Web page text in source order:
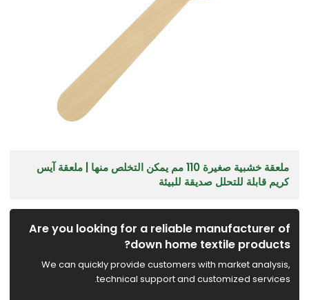
ملعقة خشبية صغيرة 110 مم يمكن التخلص منها | ملعقة آيس
كريم قابلة للتحلل صديقة للبيئة
Are you looking for a reliable manufacturer of
down home textile products?
We can quickly provide customers with market analysis,
technical support and customized services.